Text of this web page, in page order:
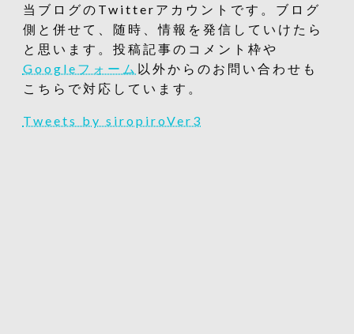
当ブログのTwitterアカウントです。ブログ
側と併せて、随時、情報を発信していけたら
と思います。投稿記事のコメント枠や
Googleフォーム 以外からのお問い合わせも
こちらで対応しています。
Tweets by siropiroVer3